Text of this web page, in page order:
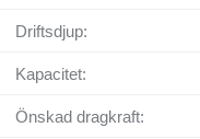
Driftsdjup:
Kapacitet:
Önskad dragkraft: